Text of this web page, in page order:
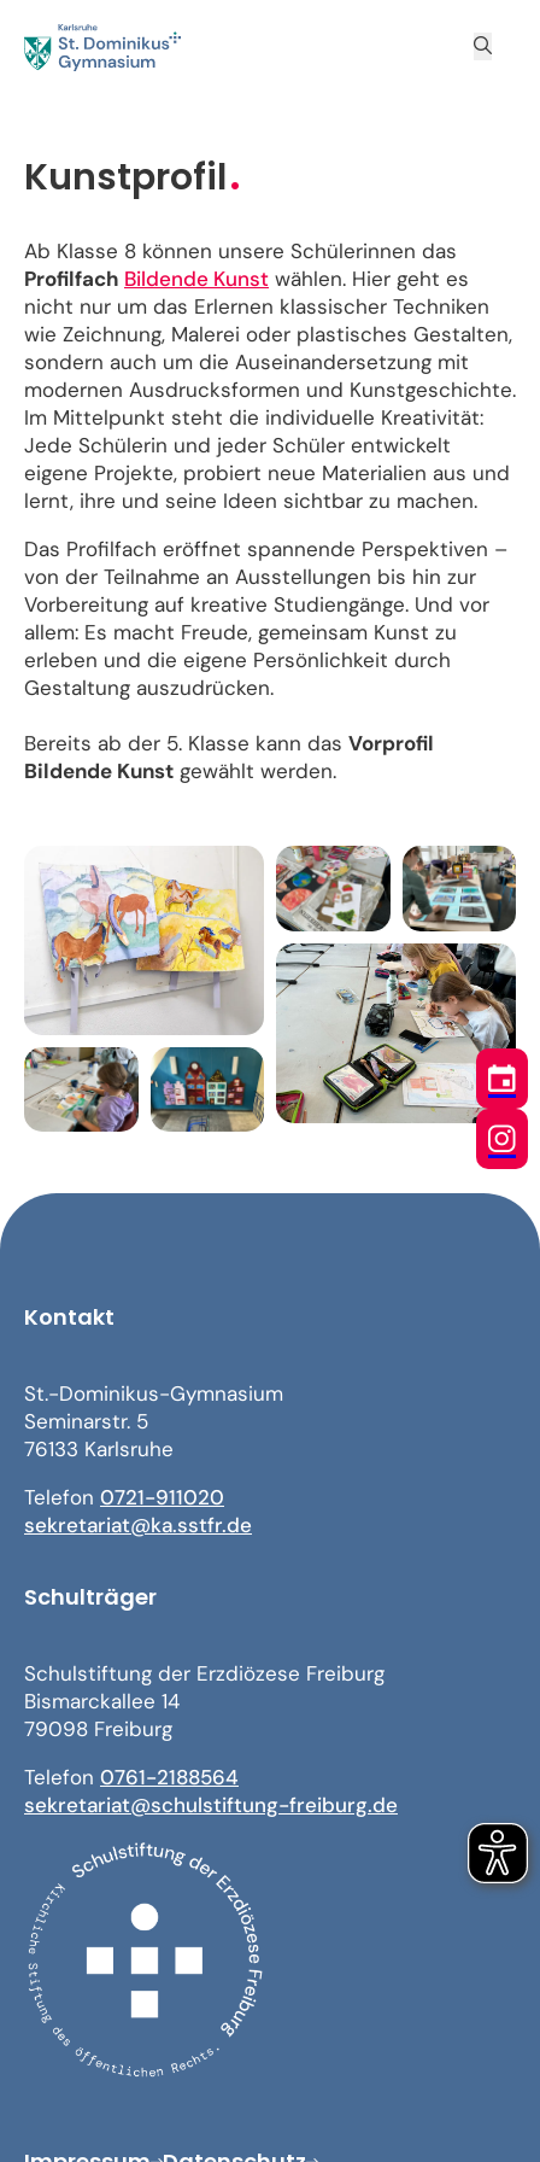
Kunstprofil
Ab Klasse 8 können unsere Schülerinnen das
Profilfach Bildende Kunst wählen. Hier geht es
nicht nur um das Erlernen klassischer Techniken
wie Zeichnung, Malerei oder plastisches Gestalten,
sondern auch um die Auseinandersetzung mit
modernen Ausdrucksformen und Kunstgeschichte.
Im Mittelpunkt steht die individuelle Kreativität:
Jede Schülerin und jeder Schüler entwickelt
eigene Projekte, probiert neue Materialien aus und
lernt, ihre und seine Ideen sichtbar zu machen.
Das Profilfach eröffnet spannende Perspektiven –
von der Teilnahme an Ausstellungen bis hin zur
Vorbereitung auf kreative Studiengänge. Und vor
allem: Es macht Freude, gemeinsam Kunst zu
erleben und die eigene Persönlichkeit durch
Gestaltung auszudrücken.
Bereits ab der 5. Klasse kann das Vorprofil
Bildende Kunst gewählt werden.
Kontakt
St.-Dominikus-Gymnasium
Seminarstr. 5
76133 Karlsruhe
Telefon 0721-911020
sekretariat@ka.sstfr.de
Schulträger
Schulstiftung der Erzdiözese Freiburg
Bismarckallee 14
79098 Freiburg
Telefon 0761-2188564
sekretariat@schulstiftung-freiburg.de